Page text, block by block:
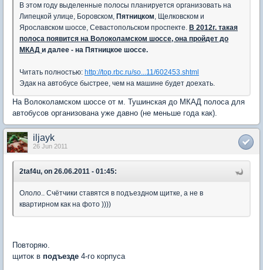
В этом году выделенные полосы планируется организовать на
Липецкой улице, Боровском, Пятницком, Щелковском и
Ярославском шоссе, Севастопольском проспекте. В 2012г. такая
полоса появится на Волоколамском шоссе, она пройдет до
МКАД и далее - на Пятницкое шоссе.
Читать полностью: http://top.rbc.ru/so...11/602453.shtml
Эдак на автобусе быстрее, чем на машине будет доехать.
На Волоколамском шоссе от м. Тушинская до МКАД полоса для
автобусов организована уже давно (не меньше года как).
iljayk
26 Jun 2011
2taf4u, on 26.06.2011 - 01:45:
Ололо.. Счётчики ставятся в подъездном щитке, а не в
квартирном как на фото ))))
Повторяю.
щиток в подъезде 4-го корпуса